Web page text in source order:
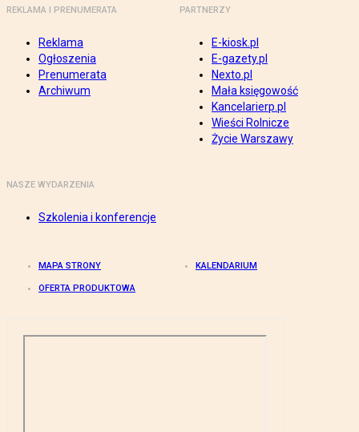
REKLAMA I PRENUMERATA
Reklama
Ogłoszenia
Prenumerata
Archiwum
PARTNERZY
E-kiosk.pl
E-gazety.pl
Nexto.pl
Mała księgowość
Kancelarierp.pl
Wieści Rolnicze
Życie Warszawy
NASZE WYDARZENIA
Szkolenia i konferencje
MAPA STRONY KALENDARIUM
OFERTA PRODUKTOWA